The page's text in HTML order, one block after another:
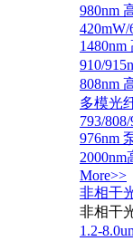
980nm
910/
808nm
多模光
793/
976nm
More>>
非相干
非相干
1.2-